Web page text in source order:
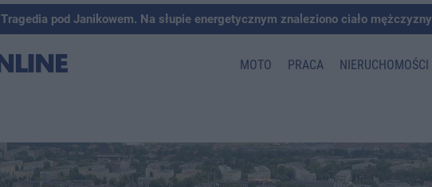
Tragedia pod Janikowem. Na słupie energetycznym znaleziono ciało mężczyzny
MOTO PRACA NIERUCHOMOŚCI